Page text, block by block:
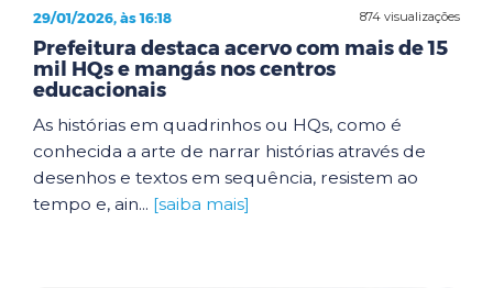
874 visualizações
29/01/2026, às 16:18
Prefeitura destaca acervo com mais de 15
mil HQs e mangás nos centros
educacionais
As histórias em quadrinhos ou HQs, como é
conhecida a arte de narrar histórias através de
desenhos e textos em sequência, resistem ao
tempo e, ain... [saiba mais]